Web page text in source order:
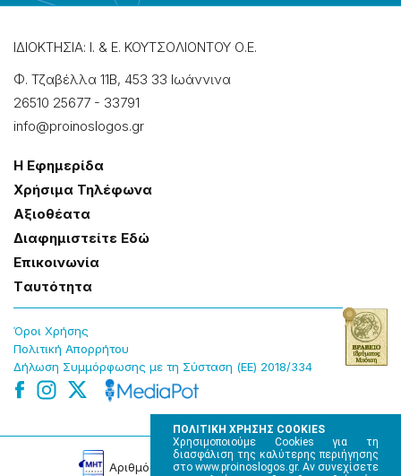
ΠΟΛΙΤΙΚΗ ΧΡΗΣΗΣ COOKIES
Χρησιμοποιούμε Cookies για τη
διασφάλιση της καλύτερης περιήγησης
στο www.proinoslogos.gr. Αν συνεχίσετε
ΙΔΙΟΚΤΗΣΙΑ: Ι. & Ε. ΚΟΥΤΣΟΛΙΟΝΤΟΥ Ο.Ε.
Φ. Τζαβέλλα 11Β, 453 33 Ιωάννɩνα
26510 25677 - 33791
info@proinoslogos.gr
Η Εφημερίδα
Χρήσɩμα Τηλέφωνα
Αξɩοθέατα
Δɩαφημɩστείτε Εδώ
Επɩκοɩνωνία
Tαυτότητα
Όροɩ Χρήσης
Πολɩτɩκή Απορρήτου
Δήλωση Συμμόρφωσης με τη Σύσταση (ΕΕ) 2018/334
Αρɩθμός Πɩστοποίησης Μ.Η.Τ. 220242